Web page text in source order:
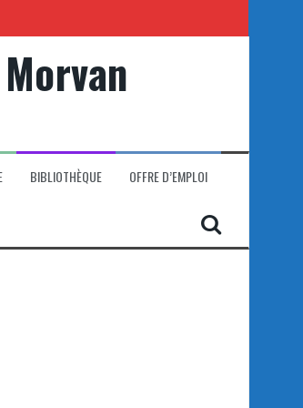
BIBLIOTHÈQUE OFFRE D’EMPLOI